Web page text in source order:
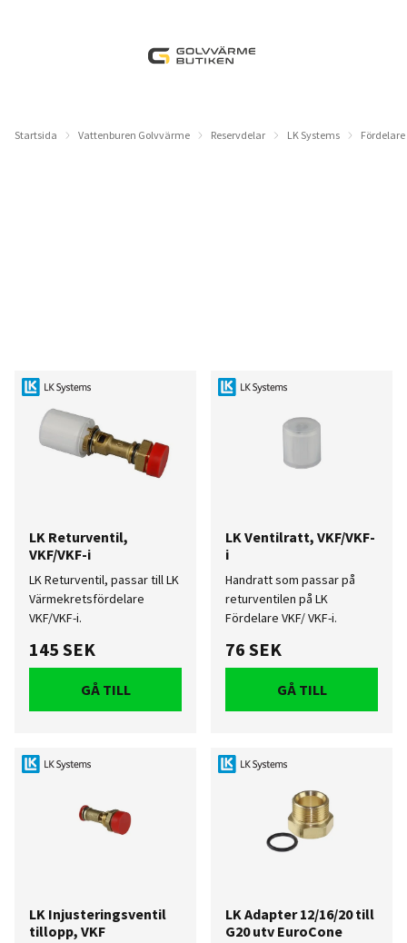
Startsida Vattenburen Golvvärme Reservdelar LK Systems Fördelare
LK Returventil,
VKF/VKF-i
LK Returventil, passar till LK
Värmekretsfördelare
VKF/VKF-i.
145 SEK
GÅ TILL
LK Ventilratt, VKF/VKF-
i
Handratt som passar på
returventilen på LK
Fördelare VKF/ VKF-i.
76 SEK
GÅ TILL
LK Injusteringsventil
tillopp, VKF
LK Adapter 12/16/20 till
G20 utv EuroCone